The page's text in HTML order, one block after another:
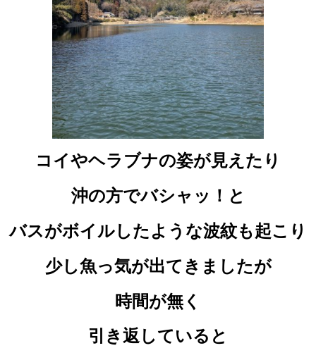
コイやヘラブナの姿が見えたり
沖の方でバシャッ！と
バスがボイルしたような波紋も起こり
少し魚っ気が出てきましたが
時間が無く
引き返していると